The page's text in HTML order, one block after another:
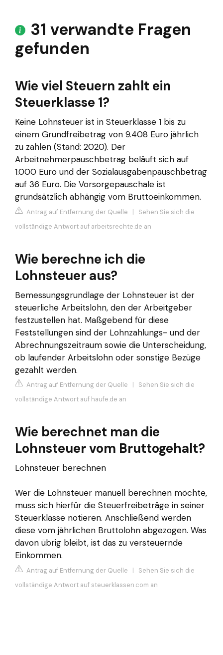
31 verwandte Fragen
gefunden
Wie viel Steuern zahlt ein
Steuerklasse 1?
Keine Lohnsteuer ist in Steuerklasse 1 bis zu
einem Grundfreibetrag von 9.408 Euro jährlich
zu zahlen (Stand: 2020). Der
Arbeitnehmerpauschbetrag beläuft sich auf
1.000 Euro und der Sozialausgabenpauschbetrag
auf 36 Euro. Die Vorsorgepauschale ist
grundsätzlich abhängig vom Bruttoeinkommen.
Antrag auf Entfernung der Quelle | Sehen Sie sich die
vollständige Antwort auf arbeitsrechte.de an
Wie berechne ich die
Lohnsteuer aus?
Bemessungsgrundlage der Lohnsteuer ist der
steuerliche Arbeitslohn, den der Arbeitgeber
festzustellen hat. Maßgebend für diese
Feststellungen sind der Lohnzahlungs- und der
Abrechnungszeitraum sowie die Unterscheidung,
ob laufender Arbeitslohn oder sonstige Bezüge
gezahlt werden.
Antrag auf Entfernung der Quelle | Sehen Sie sich die
vollständige Antwort auf haufe.de an
Wie berechnet man die
Lohnsteuer vom Bruttogehalt?
Lohnsteuer berechnen
Wer die Lohnsteuer manuell berechnen möchte,
muss sich hierfür die Steuerfreibeträge in seiner
Steuerklasse notieren. Anschließend werden
diese vom jährlichen Bruttolohn abgezogen. Was
davon übrig bleibt, ist das zu versteuernde
Einkommen.
Antrag auf Entfernung der Quelle | Sehen Sie sich die
vollständige Antwort auf steuerklassen.com an